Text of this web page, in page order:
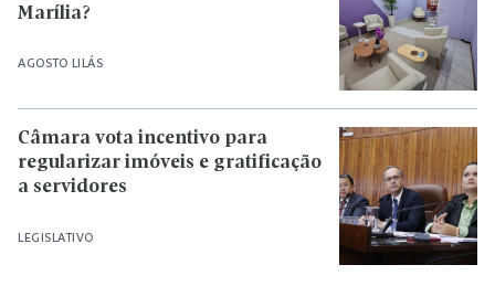
AGOSTO LILÁS
Marília?
LEGISLATIVO
Câmara vota incentivo para
regularizar imóveis e gratificação
a servidores